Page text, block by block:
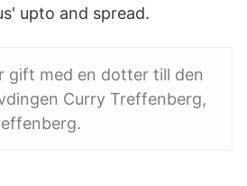
upto and spread.
gift med en dotter till den
Curry Treffenberg,